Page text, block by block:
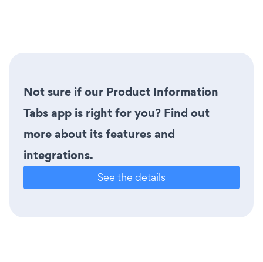
Not sure if our Product Information
Tabs app is right for you? Find out
more about its features and
integrations.
See the details